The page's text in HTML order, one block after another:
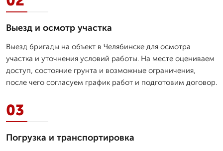
Выезд и осмотр участка
Выезд бригады на объект в Челябинске для осмотра
участка и уточнения условий работы. На месте оцениваем
доступ, состояние грунта и возможные ограничения,
после чего согласуем график работ и подготовим договор.
03
Погрузка и транспортировка